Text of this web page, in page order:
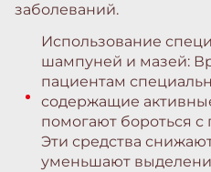
заболеваний.
Использование
шампуней и мазей:
пациентам
содержащие
помогают бороться
Эти средства
уменьшают